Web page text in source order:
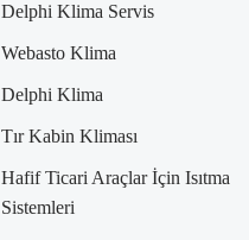
Delphi Klima Servis
Webasto Klima
Delphi Klima
Tır Kabin Kliması
Hafif Ticari Araçlar İçin Isıtma
Sistemleri